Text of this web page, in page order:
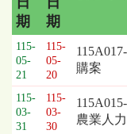
招
標
採
購
列
表，
期
期
115-
05-
21
115-
05-
20
購案
115-
03-
31
115-
03-
30
農業人